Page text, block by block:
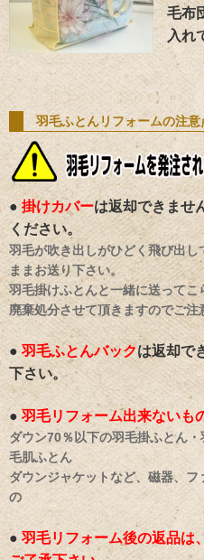
毛布
入れ
羽毛ふとんリフォームの注意
● 掛けカバーは返却できませ
ください。
羽毛が吹き出しがひどく飛び出
ままお送り下さい。
羽毛掛けふとんと一緒に送って
廃棄処分させて頂きますのでご注
● 羽毛ふとんバックは返却で
下さい。
●羽毛リフォーム出来ないも
ダウン70％以下の羽毛掛ふとん
毛肌ふとん
ダウンジャケットなど、磁器、
の
●羽毛リフォーム後の返品は